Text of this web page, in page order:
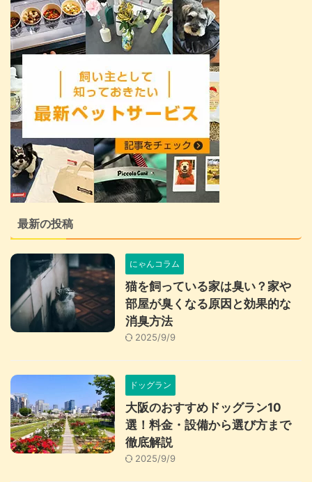
最新の投稿
にゃんコラム
猫を飼っている家は臭い？家や
部屋が臭くなる原因と効果的な
消臭方法
2025/9/9
ドッグラン
大阪のおすすめドッグラン10
選！料金・設備から選び方まで
徹底解説
2025/9/9